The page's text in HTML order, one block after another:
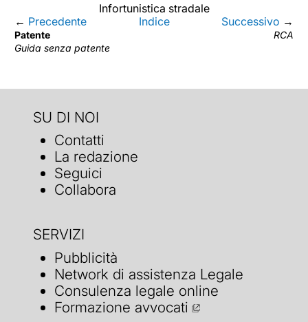
Infortunistica stradale
← Precedente
Patente
Guida senza patente
Indice Successivo →
RCA
SU DI NOI
Contatti
La redazione
Seguici
Collabora
SERVIZI
Pubblicità
Network di assistenza Legale
Consulenza legale online
Formazione avvocati